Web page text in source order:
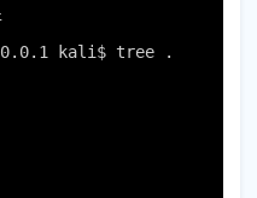
kali$ tree .